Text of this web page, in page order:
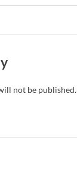
not be published.